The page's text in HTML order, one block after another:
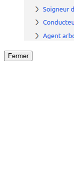
Fermer